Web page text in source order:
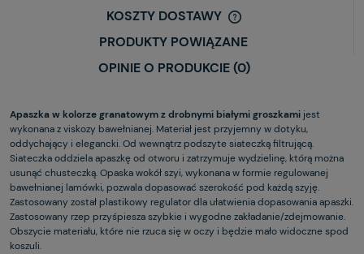
KOSZTY DOSTAWY
PRODUKTY POWIĄZANE
OPINIE O PRODUKCIE (0)
Apaszka w kolorze granatowym z drobnymi białymi groszkami jest
wykonana z viskozy bawełnianej. Materiał jest przyjemny w dotyku,
oddychający i elegancki. Od wewnątrz podszyte siateczką filtrującą.
Siateczka oddziela apaszkę od otworu i zatrzymuje wydzielinę, którą można
usunąć chusteczką. Opaska wokół szyi, wykonana w formie regulowanej
bawełnianej lamówki, pozwala dopasować szerokość pod każdą szyję.
Zastosowany został plastikowy regulator dla ułatwienia dopasowania apaszki.
Zastosowany rzep przyśpiesza szybkie i wygodne zakładanie/zdejmowanie.
Obszycie materiału, które nie rzuca się w oczy i będzie mało widoczne spod
koszuli.